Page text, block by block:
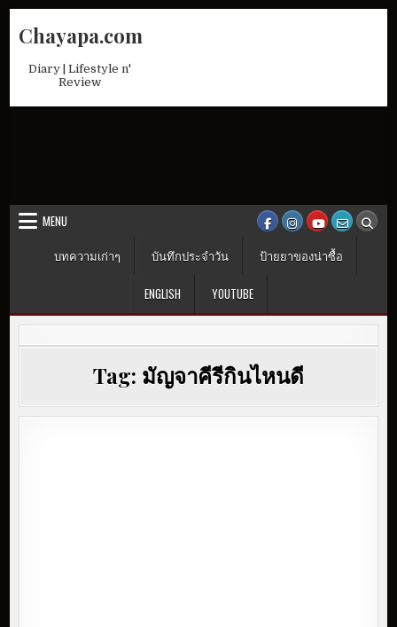
Chayapa.com
Diary | Lifestyle n'
Review
MENU
บทความเก่าๆ
บันทึกประจำวัน ป้ายยาของน่าซื้อ
ENGLISH YOUTUBE
Tag: มัญจาคีรีกินไหนดี